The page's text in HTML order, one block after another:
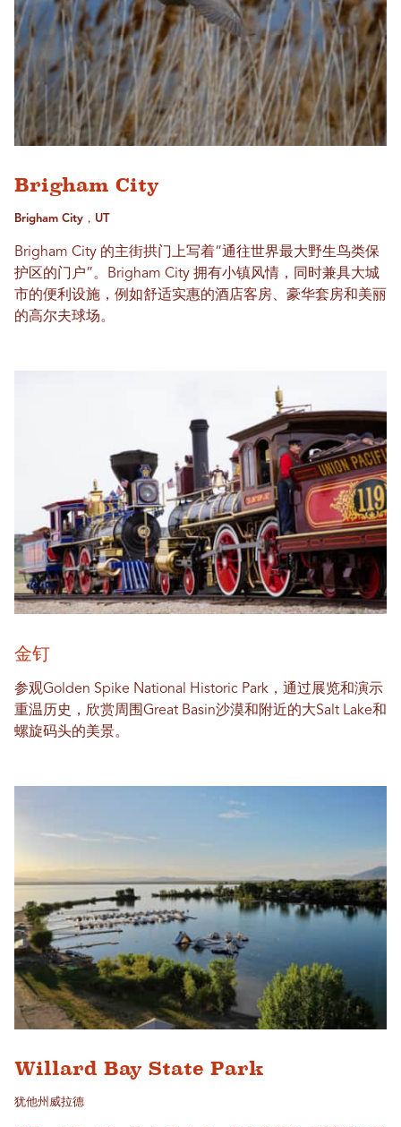
Brigham City
Brigham City，UT
Brigham City 的主街拱门上写着“通往世界最大野生鸟类保
护区的门户”。Brigham City 拥有小镇风情，同时兼具大城
市的便利设施，例如舒适实惠的酒店客房、豪华套房和美丽
的高尔夫球场。
金钉
参观Golden Spike National Historic Park，通过展览和演示
重温历史，欣赏周围Great Basin沙漠和附近的大Salt Lake和
螺旋码头的美景。
Willard Bay State Park
犹他州威拉德